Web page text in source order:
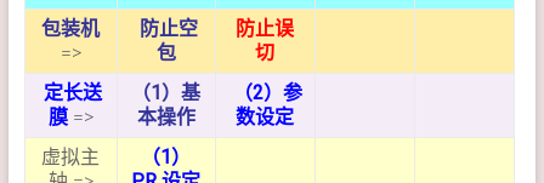
包装机
=>
防止空
包
防止误
切
定长送
膜=>
（1）基
本操作
（2）参
数设定
虚拟主
（1）